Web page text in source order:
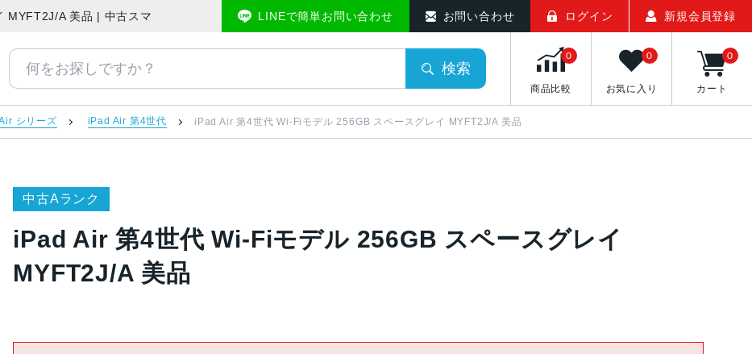
A 美品 | 中古スマホ販売のアメモバマーケットLINEで簡単お問い合わせ お問い合わせ ログイン 新規会員登録
検索
商品比較
0
お気に入り
0
カート
0
シリーズ iPad Air 第4世代 iPad Air 第4世代 Wi-Fiモデル 256GB スペースグレイ MYFT2J/A 美品
中古Aランク
iPad Air 第4世代 Wi-Fiモデル 256GB スペースグレイ
MYFT2J/A 美品